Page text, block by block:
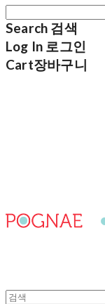
Search 검색
Log In 로그인
Cart장바구니